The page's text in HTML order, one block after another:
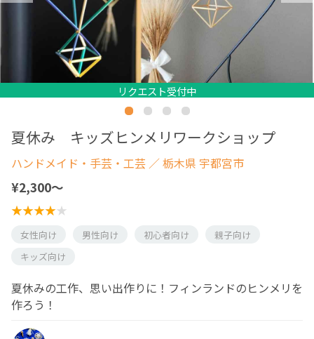
リクエスト受付中
リクエスト受付中
リクエスト受付中
リクエスト受付中
リクエスト受付中
夏休み キッズヒンメリワークショップ
ハンドメイド・手芸・工芸 ／ 栃木県 宇都宮市
¥2,300〜
女性向け 男性向け 初心者向け
親子向け
キッズ向け
夏休みの工作、思い出作りに！フィンランドのヒンメリを
作ろう！